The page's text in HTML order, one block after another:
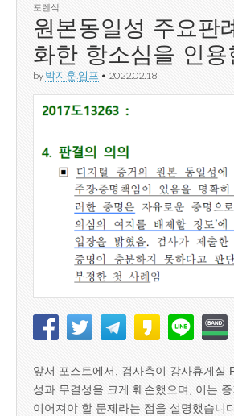
포렌식
원본동일성 주요판
화한 항소심을 인용
by 박지훈.임프 • 2022.02.18
앞서 포스트에서, 검사측이 강사휴게실
성과 무결성을 크게 훼손했으며, 이는
이어져야 할 문제라는 점을 설명했습니